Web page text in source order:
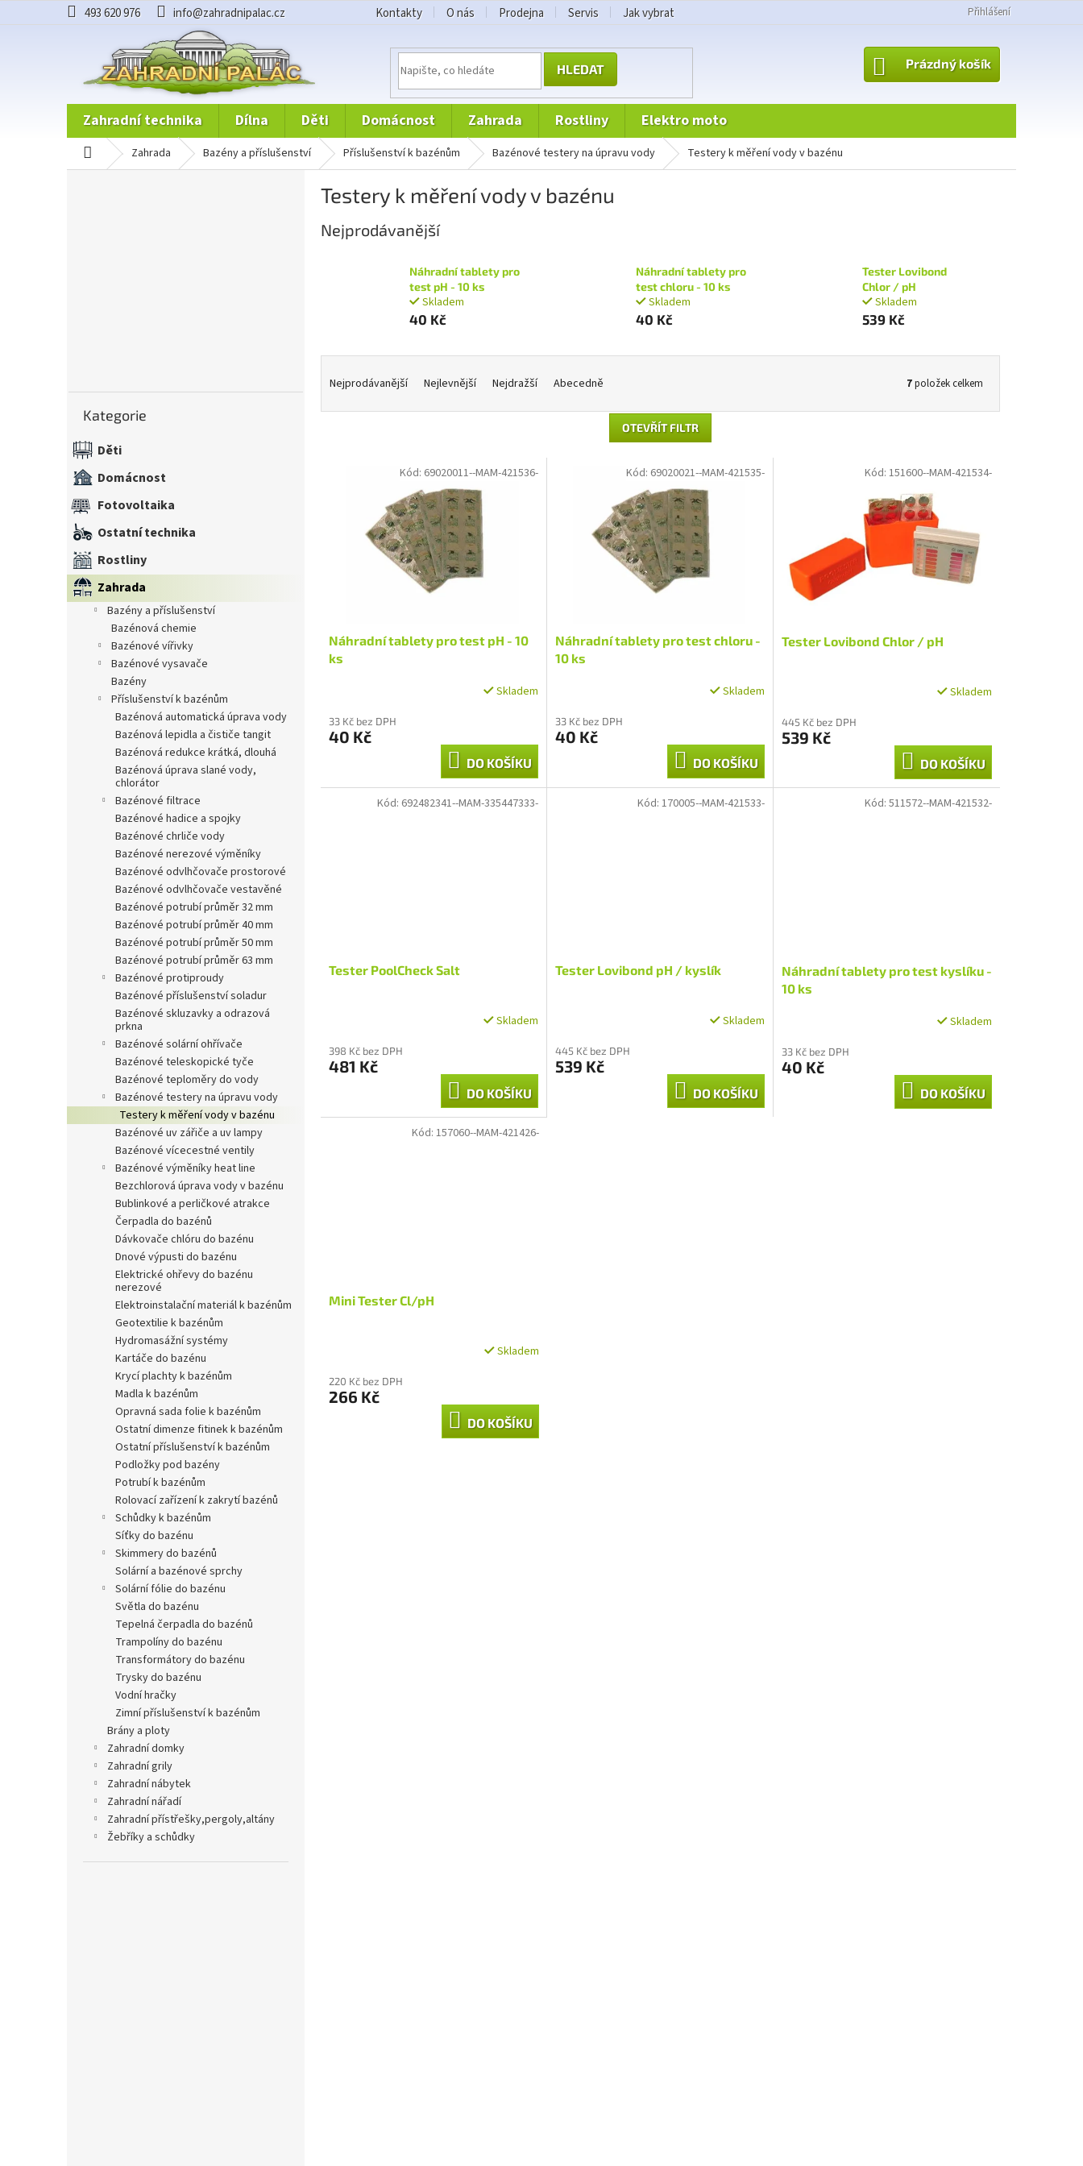
na
493 620 976 info@zahradnipalac.cz Kontakty O nás Prodejna Servis Jak vybrat Přihlášení
HLEDAT
NÁKUPNÍ
KOŠÍK
Prázdný košík
zahradní technika dílna děti domácnost zahrada rostliny elektro moto
domů zahrada bazény a příslušenství příslušenství k bazénům bazénové testery na úpravu vody Testery k měření vody v bazénu
e
kategorie
Kategorie
Děti
Domácnost
Fotovoltaika
Ostatní technika
Rostliny
Zahrada
bazény a příslušenství
bazénová chemie
bazénové vířivky
bazénové vysavače
bazény
příslušenství k bazénům
bazénová automatická úprava vody
bazénová lepidla a čističe tangit
bazénová redukce krátká, dlouhá
bazénová úprava slané vody,
chlorátor
bazénové filtrace
bazénové hadice a spojky
bazénové chrliče vody
bazénové nerezové výměníky
bazénové odvlhčovače prostorové
bazénové odvlhčovače vestavěné
bazénové potrubí průměr 32 mm
bazénové potrubí průměr 40 mm
bazénové potrubí průměr 50 mm
bazénové potrubí průměr 63 mm
bazénové protiproudy
bazénové příslušenství soladur
bazénové skluzavky a odrazová
prkna
bazénové solární ohřívače
bazénové teleskopické tyče
bazénové teploměry do vody
bazénové testery na úpravu vody
testery k měření vody v bazénu
bazénové uv zářiče a uv lampy
bazénové vícecestné ventily
bazénové výměníky heat line
bezchlorová úprava vody v bazénu
bublinkové a perličkové atrakce
čerpadla do bazénů
dávkovače chlóru do bazénu
dnové výpusti do bazénu
elektrické ohřevy do bazénu
nerezové
elektroinstalační materiál k bazénům
geotextilie k bazénům
hydromasážní systémy
kartáče do bazénu
krycí plachty k bazénům
madla k bazénům
opravná sada folie k bazénům
ostatní dimenze fitinek k bazénům
ostatní příslušenství k bazénům
podložky pod bazény
potrubí k bazénům
rolovací zařízení k zakrytí bazénů
schůdky k bazénům
síťky do bazénu
skimmery do bazénů
solární a bazénové sprchy
solární fólie do bazénu
světla do bazénu
tepelná čerpadla do bazénů
trampolíny do bazénu
transformátory do bazénu
trysky do bazénu
vodní hračky
zimní příslušenství k bazénům
brány a ploty
zahradní domky
zahradní grily
zahradní nábytek
zahradní nářadí
zahradní přístřešky,pergoly,altány
žebříky a schůdky
Testery k měření vody v bazénu
Nejprodávanější
Náhradní tablety pro
test pH - 10 ks
Skladem
40 Kč
Náhradní tablety pro
test chloru - 10 ks
Skladem
40 Kč
Tester Lovibond
Chlor / pH
Skladem
539 Kč
e
Nejprodávanější Nejlevnější Nejdražší Abecedně 7položek celkem
OTEVŘÍT FILTR
Náhradní tablety pro test pH - 10
ks
Skladem
33 Kč bez DPH
40 Kč
DO KOŠÍKU
Kód: 69020011--MAM-421536-
Náhradní tablety pro test chloru -
10 ks
Skladem
33 Kč bez DPH
40 Kč
DO KOŠÍKU
Kód: 69020021--MAM-421535-
Tester Lovibond Chlor / pH
Skladem
445 Kč bez DPH
539 Kč
DO KOŠÍKU
Kód: 151600--MAM-421534-
Tester PoolCheck Salt
Skladem
398 Kč bez DPH
481 Kč
DO KOŠÍKU
Kód: 692482341--MAM-335447333-
Tester Lovibond pH / kyslík
Skladem
445 Kč bez DPH
539 Kč
DO KOŠÍKU
Kód: 170005--MAM-421533-
Náhradní tablety pro test kyslíku -
10 ks
Skladem
33 Kč bez DPH
40 Kč
DO KOŠÍKU
Kód: 511572--MAM-421532-
Mini Tester Cl/pH
Skladem
220 Kč bez DPH
266 Kč
DO KOŠÍKU
Kód: 157060--MAM-421426-